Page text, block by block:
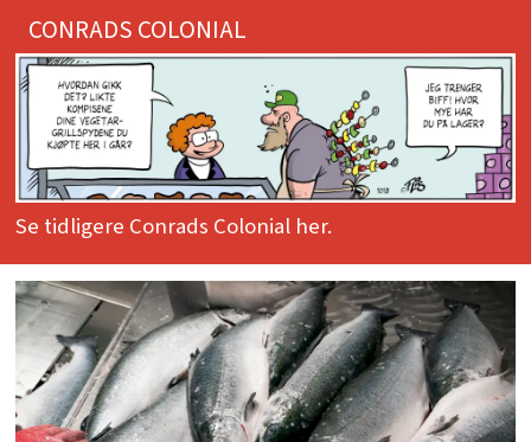
CONRADS COLONIAL
Se tidligere Conrads Colonial her.